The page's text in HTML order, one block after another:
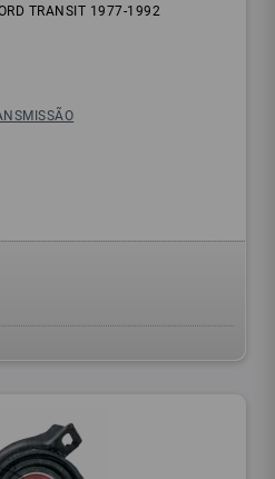
TRANSIT 1977-1992